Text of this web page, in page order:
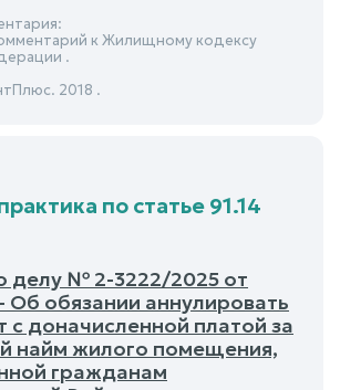
к Жилищному кодексу
.
2018 .
по статье 91.14
делу № 2-3222/2025 от
Об обязании аннулировать
с доначисленной платой за
найм жилого помещения,
гражданам